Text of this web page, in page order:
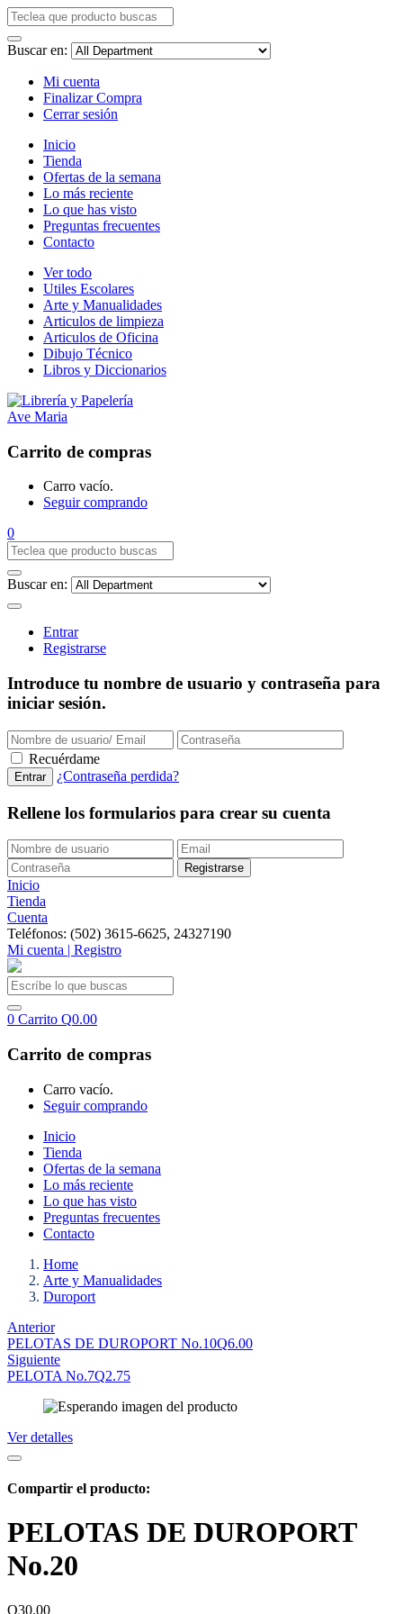
Buscar en:
Mi cuenta
Finalizar Compra
Cerrar sesión
Inicio
Tienda
Ofertas de la semana
Lo más reciente
Lo que has visto
Preguntas frecuentes
Contacto
Ver todo
Utiles Escolares
Arte y Manualidades
Articulos de limpieza
Articulos de Oficina
Dibujo Técnico
Libros y Diccionarios
Carrito de compras
Carro vacío.
Seguir comprando
0
Buscar en:
Entrar
Registrarse
Introduce tu nombre de usuario y contraseña para
iniciar sesión.
Recuérdame
¿Contraseña perdida?
Rellene los formularios para crear su cuenta
Inicio
Tienda
Cuenta
Teléfonos: (502) 3615-6625, 24327190
Mi cuenta | Registro
0 Carrito Q0.00
Carrito de compras
Carro vacío.
Seguir comprando
Inicio
Tienda
Ofertas de la semana
Lo más reciente
Lo que has visto
Preguntas frecuentes
Contacto
Home
Arte y Manualidades
Duroport
Anterior
PELOTAS DE DUROPORT No.10Q6.00
Siguiente
PELOTA No.7Q2.75
Ver detalles
Compartir el producto:
PELOTAS DE DUROPORT
No.20
Q30.00